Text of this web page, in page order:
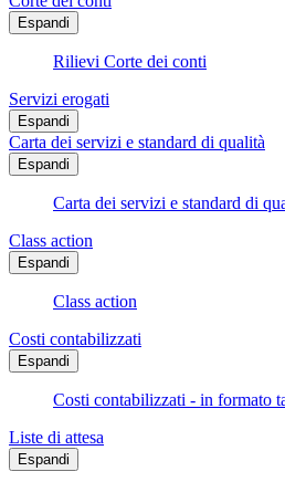
Espandi
Rilievi Corte dei conti
Servizi erogati
Espandi
Carta dei servizi e standard di qualità
Espandi
Carta dei servizi e standard di
Class action
Espandi
Class action
Costi contabilizzati
Espandi
Costi contabilizzati - in formato
Liste di attesa
Espandi